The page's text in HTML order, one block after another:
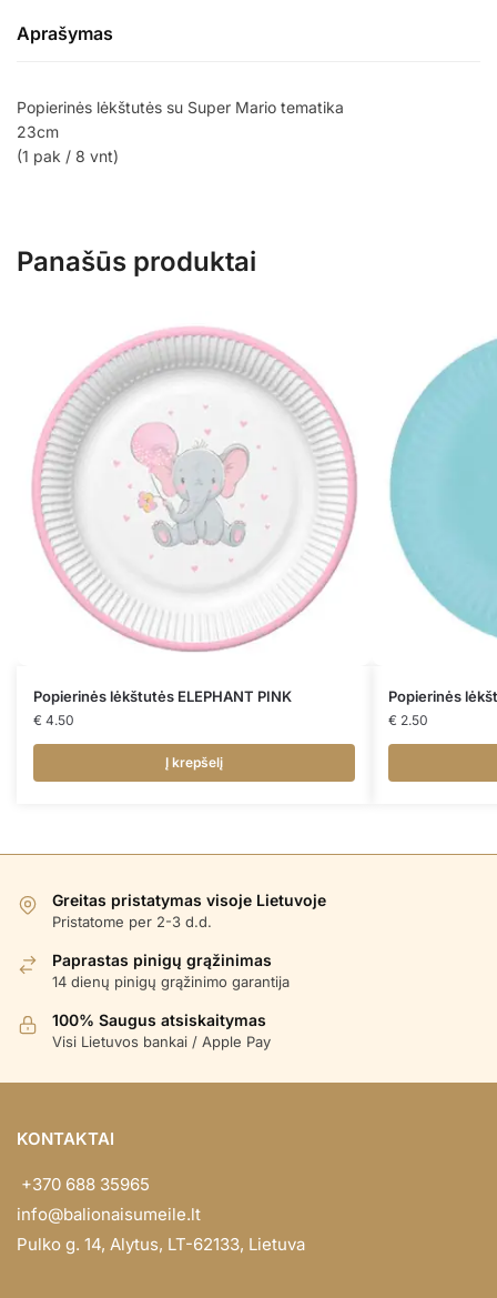
Aprašymas
Popierinės lėkštutės su Super Mario tematika
23cm
(1 pak / 8 vnt)
Panašūs produktai
Popierinės lėkštutės ELEPHANT PINK
€ 4.50
Į krepšelį
Popierinės
€ 2.50
Greitas pristatymas visoje Lietuvoje
Pristatome per 2-3 d.d.
Paprastas pinigų grąžinimas
14 dienų pinigų grąžinimo garantija
100% Saugus atsiskaitymas
Visi Lietuvos bankai / Apple Pay
KONTAKTAI
+370 688 35965
info@balionaisumeile.lt
Pulko g. 14, Alytus, LT-62133, Lietuva